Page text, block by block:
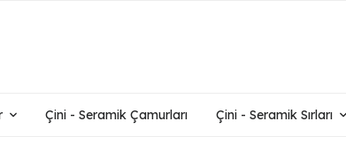
Çini - Seramik Çamurları Çini - Seramik Sırları